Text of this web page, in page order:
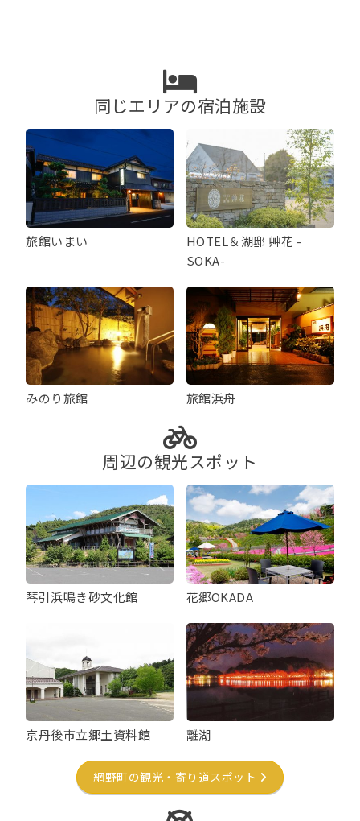
同じエリアの宿泊施設
旅館いまい
HOTEL＆湖邸 艸花 -
SOKA-
みのり旅館 旅館浜舟
周辺の観光スポット
琴引浜鳴き砂文化館 花郷OKADA
京丹後市立郷土資料館 離湖
網野町の観光・寄り道スポット